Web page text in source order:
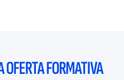
FORMATIVA